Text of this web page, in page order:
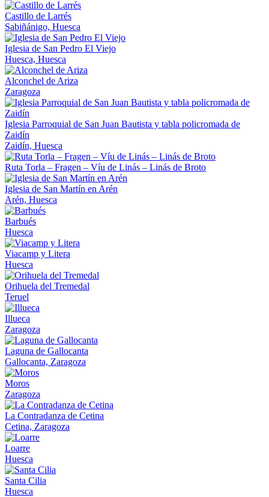
Castillo de Larrés
Sabiñánigo, Huesca
Iglesia de San Pedro El Viejo
Huesca, Huesca
Alconchel de Ariza
Zaragoza
Iglesia Parroquial de San Juan Bautista y tabla policromada de
Zaidín
Zaidín, Huesca
Ruta Torla – Fragen – Víu de Linás – Linás de Broto
Iglesia de San Martín en Arén
Arén, Huesca
Barbués
Huesca
Viacamp y Litera
Huesca
Orihuela del Tremedal
Teruel
Illueca
Zaragoza
Laguna de Gallocanta
Gallocanta, Zaragoza
Moros
Zaragoza
La Contradanza de Cetina
Cetina, Zaragoza
Loarre
Huesca
Santa Cilia
Huesca